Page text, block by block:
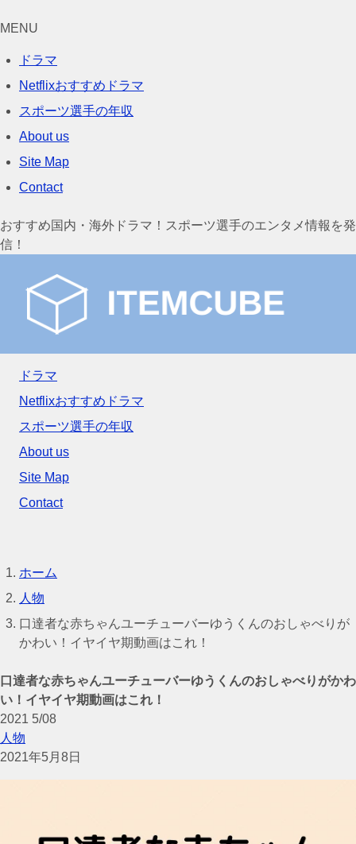
MENU
ドラマ
Netflixおすすめドラマ
スポーツ選手の年収
About us
Site Map
Contact
おすすめ国内・海外ドラマ！スポーツ選手のエンタメ情報を発
信！
ドラマ
Netflixおすすめドラマ
スポーツ選手の年収
About us
Site Map
Contact
ホーム
人物
口達者な赤ちゃんユーチューバーゆうくんのおしゃべりが
かわい！イヤイヤ期動画はこれ！
口達者な赤ちゃんユーチューバーゆうくんのおしゃべりがかわ
い！イヤイヤ期動画はこれ！
2021 5/08
人物
2021年5月8日